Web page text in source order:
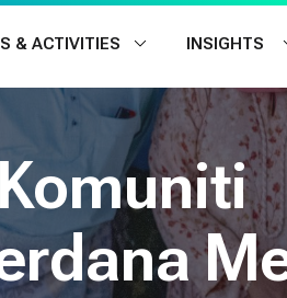
& ACTIVITIES INSIGHTS
NON-PROFIT